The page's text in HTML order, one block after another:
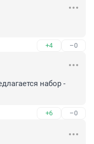
+4 –0
набор -
+6 –0